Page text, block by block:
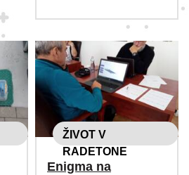
ŽIVOT V
RADETONE
Enigma na